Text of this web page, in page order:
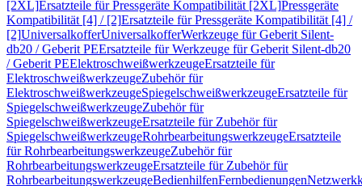
[2XL]Ersatzteile für Pressgeräte Kompatibilität [2XL]Pressgeräte
Kompatibilität [4] / [2]Ersatzteile für Pressgeräte Kompatibilität [4] /
[2]UniversalkofferUniversalkofferWerkzeuge für Geberit Silent-
db20 / Geberit PEErsatzteile für Werkzeuge für Geberit Silent-db20
/ Geberit PEElektroschweißwerkzeugeErsatzteile für
ElektroschweißwerkzeugeZubehör für
ElektroschweißwerkzeugeSpiegelschweißwerkzeugeErsatzteile für
SpiegelschweißwerkzeugeZubehör für
SpiegelschweißwerkzeugeErsatzteile für Zubehör für
SpiegelschweißwerkzeugeRohrbearbeitungswerkzeugeErsatzteile
für RohrbearbeitungswerkzeugeZubehör für
RohrbearbeitungswerkzeugeErsatzteile für Zubehör für
RohrbearbeitungswerkzeugeBedienhilfenFernbedienungen